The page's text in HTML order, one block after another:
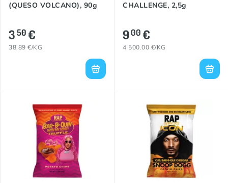
(QUESO VOLCANO), 90g
350€
38.89 €/KG
CHALLENGE, 2,5g
900€
4 500.00 €/KG